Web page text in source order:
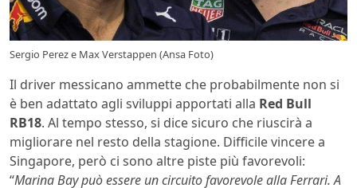
Sergio Perez e Max Verstappen (Ansa Foto)
Il driver messicano ammette che probabilmente non si
è ben adattato agli sviluppi apportati alla Red Bull
RB18. Al tempo stesso, si dice sicuro che riuscirà a
migliorare nel resto della stagione. Difficile vincere a
Singapore, però ci sono altre piste più favorevoli:
“Marina Bay può essere un circuito favorevole alla Ferrari. A